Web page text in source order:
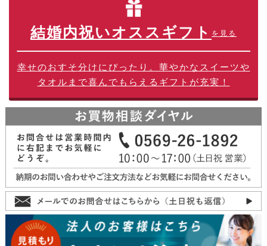
結婚内祝いオススギフト を見る
幸せのおすそ分けにぴったり。華やかなスイーツや
タオルまで喜んでもらえるギフトが充実！